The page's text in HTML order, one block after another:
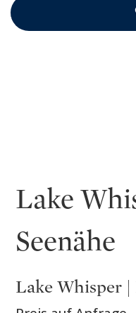
Lake
Seenähe
Lake Whisper |